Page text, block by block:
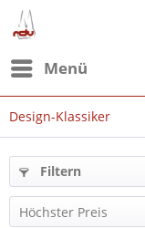
Menü
Design-Klassiker
Filtern